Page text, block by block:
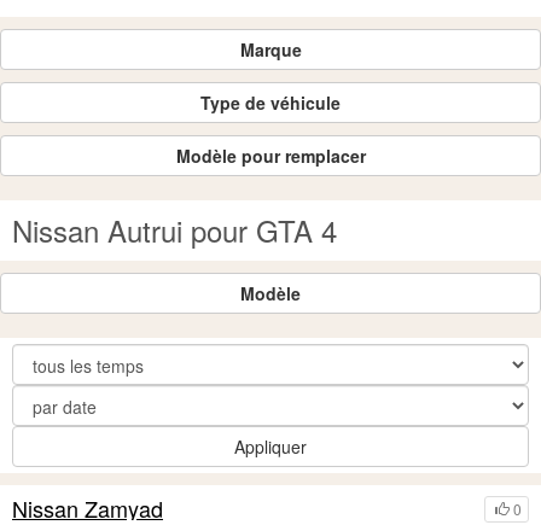
Marque
Type de véhicule
Modèle pour remplacer
Nissan Autrui pour GTA 4
Modèle
Appliquer
0
Nissan Zamyad